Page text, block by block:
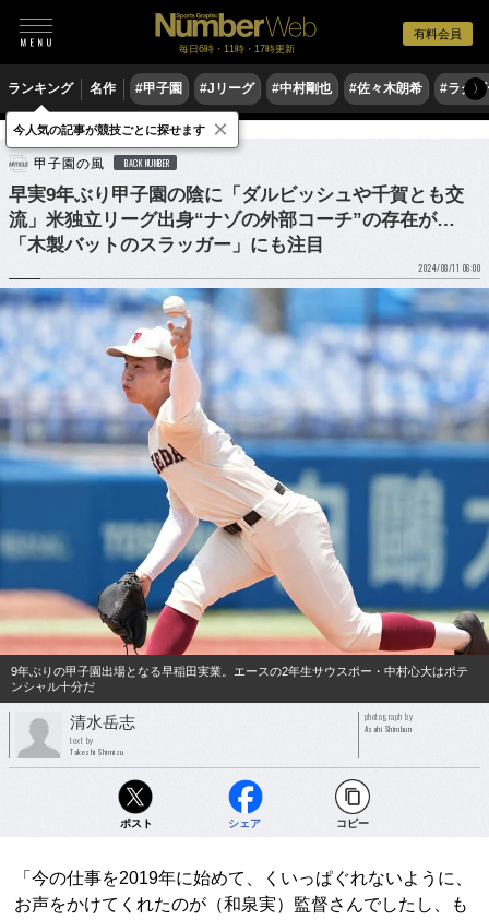
有料会員
毎日6時・11時・17時更新
ランキング 名作 #甲子園 #Jリーグ #中村剛也 #佐々木朗希 #ラグ〉
野球 高校野球
甲子園の風 BACK NUMBER
早実9年ぶり甲子園の陰に「ダルビッシュや千賀とも交
流」米独立リーグ出身“ナゾの外部コーチ”の存在が…
「木製バットのスラッガー」にも注目
2024/08/11 06:00
9年ぶりの甲子園出場となる早稲田実業。エースの2年生サウスポー・中村心大はポテ
ンシャル十分だ
清水岳志
text by
Takeshi Shimizu
photograph by
Asahi Shimbun
ポスト シェア コピー
「今の仕事を2019年に始めて、くいっぱぐれないように、
お声をかけてくれたのが（和泉実）監督さんでしたし、も
今人気の記事が競技ごとに探せます ×